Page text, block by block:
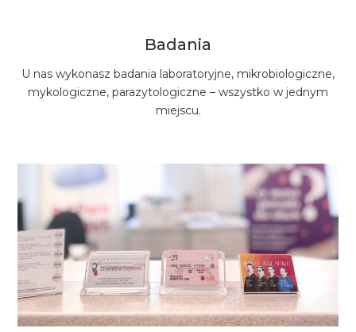
Badania
U nas wykonasz badania laboratoryjne, mikrobiologiczne,
mykologiczne, parazytologiczne – wszystko w jednym
miejscu.